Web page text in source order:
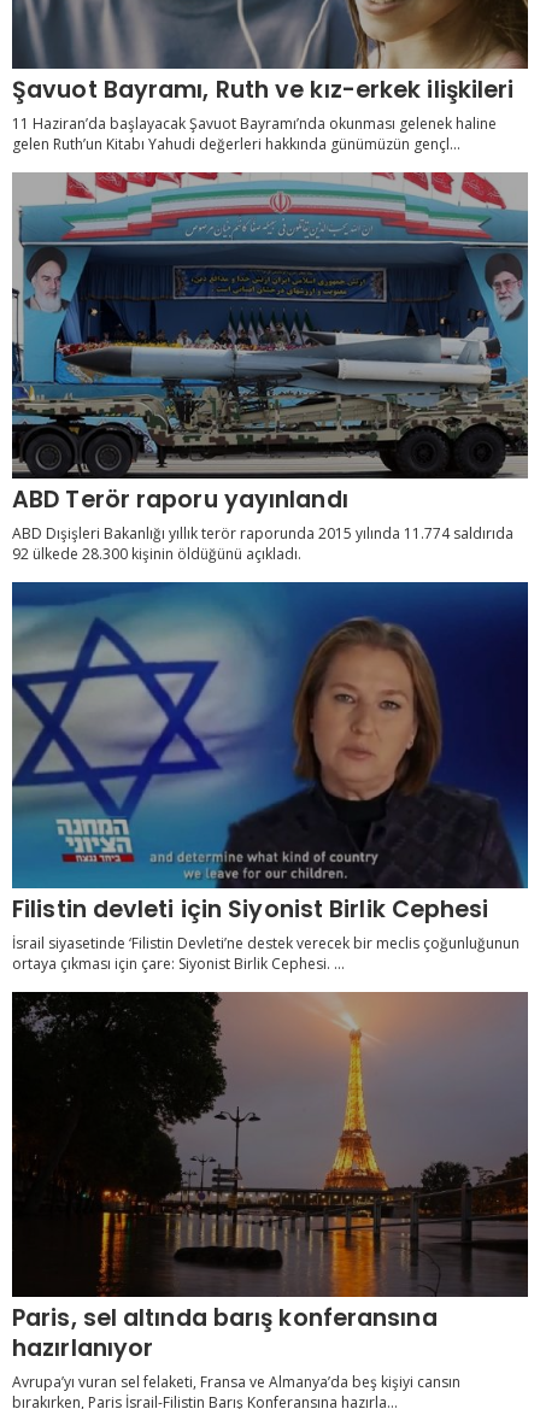
Şavuot Bayramı, Ruth ve kız-erkek ilişkileri
11 Haziran’da başlayacak Şavuot Bayramı’nda okunması gelenek haline
gelen Ruth’un Kitabı Yahudi değerleri hakkında günümüzün gençl...
ABD Terör raporu yayınlandı
ABD Dışişleri Bakanlığı yıllık terör raporunda 2015 yılında 11.774 saldırıda
92 ülkede 28.300 kişinin öldüğünü açıkladı.
Filistin devleti için Siyonist Birlik Cephesi
İsrail siyasetinde ‘Filistin Devleti’ne destek verecek bir meclis çoğunluğunun
ortaya çıkması için çare: Siyonist Birlik Cephesi. ...
Paris, sel altında barış konferansına
hazırlanıyor
Avrupa’yı vuran sel felaketi, Fransa ve Almanya’da beş kişiyi cansın
bırakırken, Paris İsrail-Filistin Barış Konferansına hazırla...